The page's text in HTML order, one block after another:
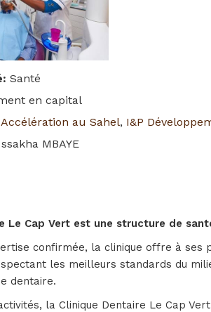
: Santé
en capital
Accélération au Sahel, I&P
MBAYE
Le Cap Vert est une structure de
confirmée, la clinique offre à
les meilleurs standards du
dentaire.
la Clinique Dentaire Le Cap